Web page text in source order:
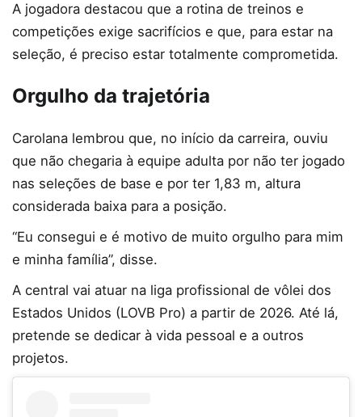
A jogadora destacou que a rotina de treinos e
competições exige sacrifícios e que, para estar na
seleção, é preciso estar totalmente comprometida.
Orgulho da trajetória
Carolana lembrou que, no início da carreira, ouviu
que não chegaria à equipe adulta por não ter jogado
nas seleções de base e por ter 1,83 m, altura
considerada baixa para a posição.
“Eu consegui e é motivo de muito orgulho para mim
e minha família”, disse.
A central vai atuar na liga profissional de vôlei dos
Estados Unidos (LOVB Pro) a partir de 2026. Até lá,
pretende se dedicar à vida pessoal e a outros
projetos.